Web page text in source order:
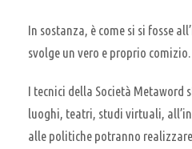
In sostanza, è come si si fosse
svolge un vero e proprio comizio.
I tecnici della Società Metaword
luoghi, teatri, studi virtuali,
alle politiche potranno